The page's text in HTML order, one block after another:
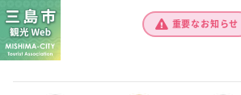
重要なお知らせ